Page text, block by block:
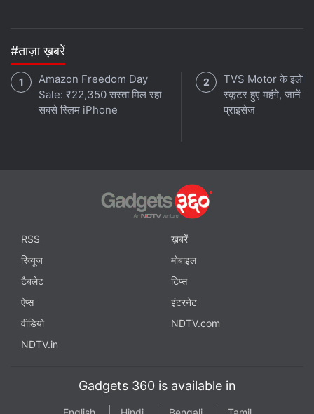
#ताज़ा ख़बरें
Amazon Freedom Day
Sale: ₹22,350 सस्ता मिल रहा
सबसे स्लिम iPhone
TVS Motor के
स्कूटर हुए महंगे, जानें नए
प्राइसेज
RSS
ख़बरें
रिव्यूज
मोबाइल
टैबलेट
टिप्स
ऐप्स
इंटरनेट
वीडियो
NDTV.com
NDTV.in
Gadgets 360 is available in